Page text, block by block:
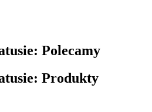
Polecamy
Produkty